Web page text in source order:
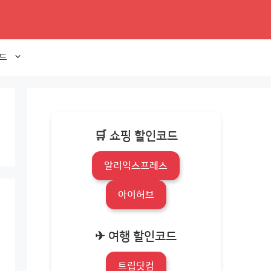
🛒 쇼핑 할인코드
알리익스프레스
아이허브
✈ 여행 할인코드
트립닷컴